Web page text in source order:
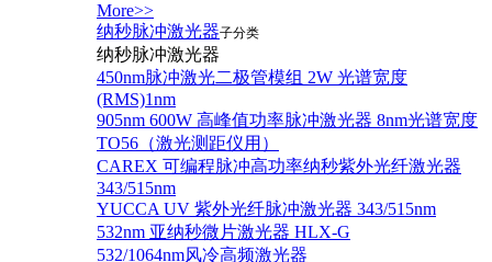
More>>
纳秒脉冲激光器子分类
纳秒脉冲激光器
450nm脉冲激光二极管模组 2W 光谱宽度
(RMS)1nm
905nm 600W 高峰值功率脉冲激光器 8nm光谱宽度
TO56（激光测距仪用）
CAREX 可编程脉冲高功率纳秒紫外光纤激光器
343/515nm
YUCCA UV 紫外光纤脉冲激光器 343/515nm
532nm 亚纳秒微片激光器 HLX-G
532/1064nm风冷高频激光器